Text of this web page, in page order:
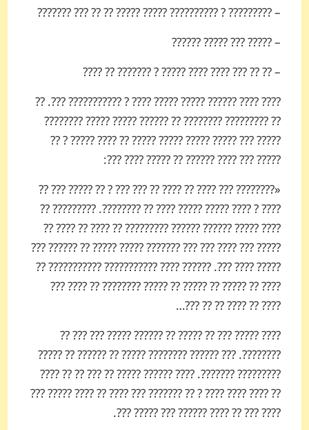
– ????????? ? ?????????? ????? ????? ?? ?? ??? ???????
– ????? ??? ????? ??????
– ?? ?? ??? ???? ???? ????? ? ??????? ?? ????
???? ???? ?????? ????? ????? ???? ? ??????????? ???. ??
?? ????????? ???????? ?? ?????? ????? ????? ????????
????? ??? ????? ????? ????? ????? ?? ???? ????? ? ??
????? ??? ???? ?????? ?? ????? ???? ???:
«???????? ??? ???? ?? ???? ?? ??? ??? ? ?? ????? ??? ??
???? ? ???? ????? ????? ???? ?? ????????. ????????? ??
???? ????? ?????? ?????? ????????? ?? ???? ?? ???? ??
????? ??? ???? ??? ??? ??????? ????? ????? ?? ?????? ???
????? ???? ???. ?????? ???? ??????????? ??????????? ??
???? ?? ????? ?? ????? ?? ????? ???????? ?? ???? ???
???? ?? ???? ?? ?? ???…
???? ????? ??? ?? ????? ?? ?????? ????? ??? ??? ??
????????. ??? ?????? ???????? ????? ?? ?????? ?? ?????
????????? ???????. ???? ?????? ????? ?? ??? ?? ?? ????
?? ???? ???? ???? ? ?? ??????? ??? ???? ?? ???? ????? ???
???? ??? ?? ???? ?????? ??? ????? ???.